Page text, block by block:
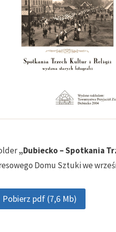
„Dubiecko – Spotkania
Domu Sztuki we
Pobierz pdf (7,6 Mb)